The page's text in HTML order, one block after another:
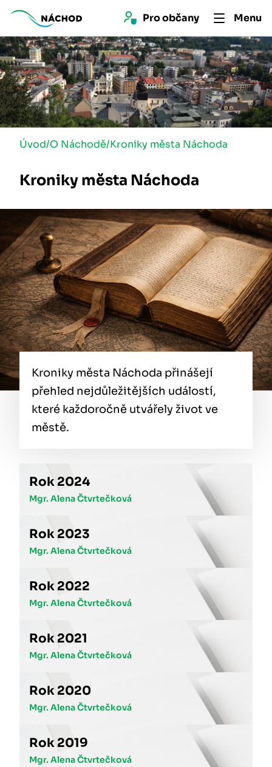
Pro občany Menu
Úvod/O Náchodě/Kroniky města Náchoda
Kroniky města Náchoda
Kroniky města Náchoda přinášejí
přehled nejdůležitějších událostí,
které každoročně utvářely život ve
městě.
Rok 2024
Mgr. Alena Čtvrtečková
Rok 2023
Mgr. Alena Čtvrtečková
Rok 2022
Mgr. Alena Čtvrtečková
Rok 2021
Mgr. Alena Čtvrtečková
Rok 2020
Mgr. Alena Čtvrtečková
Rok 2019
Mgr. Alena Čtvrtečková